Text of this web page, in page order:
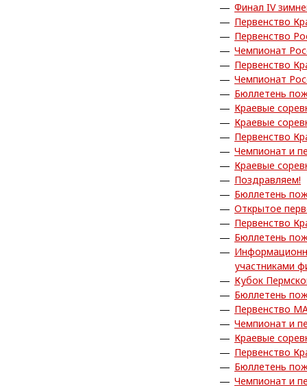
Финал IV
Первенство
Первенство
Чемпионат
Первенство
Чемпионат
Бюллетень
Краевые
Краевые
Первенство
Чемпионат и
Краевые
Поздравляем!
Бюллетень
Открытое
Первенство
Бюллетень
участниками
Кубок
Бюллетень
Первенство
Чемпионат и
Краевые
Первенство
Бюллетень
Чемпионат и